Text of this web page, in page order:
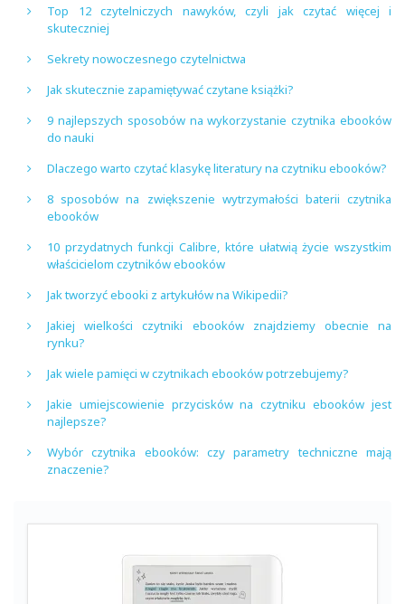
Top 12 czytelniczych nawyków, czyli jak czytać więcej i
skuteczniej
Sekrety nowoczesnego czytelnictwa
Jak skutecznie zapamiętywać czytane książki?
9 najlepszych sposobów na wykorzystanie czytnika ebooków
do nauki
Dlaczego warto czytać klasykę literatury na czytniku ebooków?
8 sposobów na zwiększenie wytrzymałości baterii czytnika
ebooków
10 przydatnych funkcji Calibre, które ułatwią życie wszystkim
właścicielom czytników ebooków
Jak tworzyć ebooki z artykułów na Wikipedii?
Jakiej wielkości czytniki ebooków znajdziemy obecnie na
rynku?
Jak wiele pamięci w czytnikach ebooków potrzebujemy?
Jakie umiejscowienie przycisków na czytniku ebooków jest
najlepsze?
Wybór czytnika ebooków: czy parametry techniczne mają
znaczenie?